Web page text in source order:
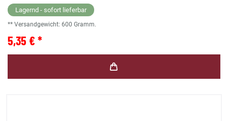
Lagernd - sofort lieferbar
** Versandgewicht: 600 Gramm.
5,35 € *